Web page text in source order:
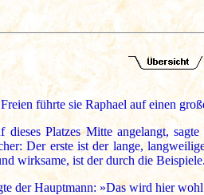
führte sie Raphael auf einen
dieses Platzes Mitte angelangt,
Der erste ist der lange,
wirksame, ist der durch die
der Hauptmann: »Das wird hier